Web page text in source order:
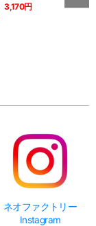
3,170円
ネオファクトリー
Instagram